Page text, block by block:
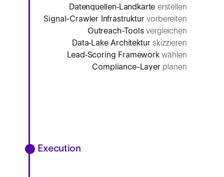
Datenquellen‑Landkarte erstellen
Signal-Crawler Infrastruktur vorbereiten
Outreach-Toolsvergleichen
Data‑Lake Architektur skizzieren
Lead‑Scoring Frameworkwählen
Compliance-Layer planen
Execution